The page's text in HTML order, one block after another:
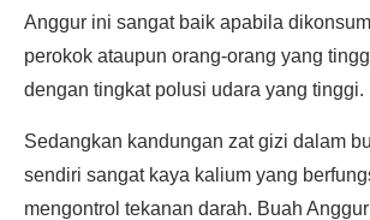
Anggur ini sangat baik apabila
perokok ataupun orang-orang yang
dengan tingkat polusi udara yang tinggi.
Sedangkan kandungan zat gizi dalam
sendiri sangat kaya kalium yang
mengontrol tekanan darah. Buah